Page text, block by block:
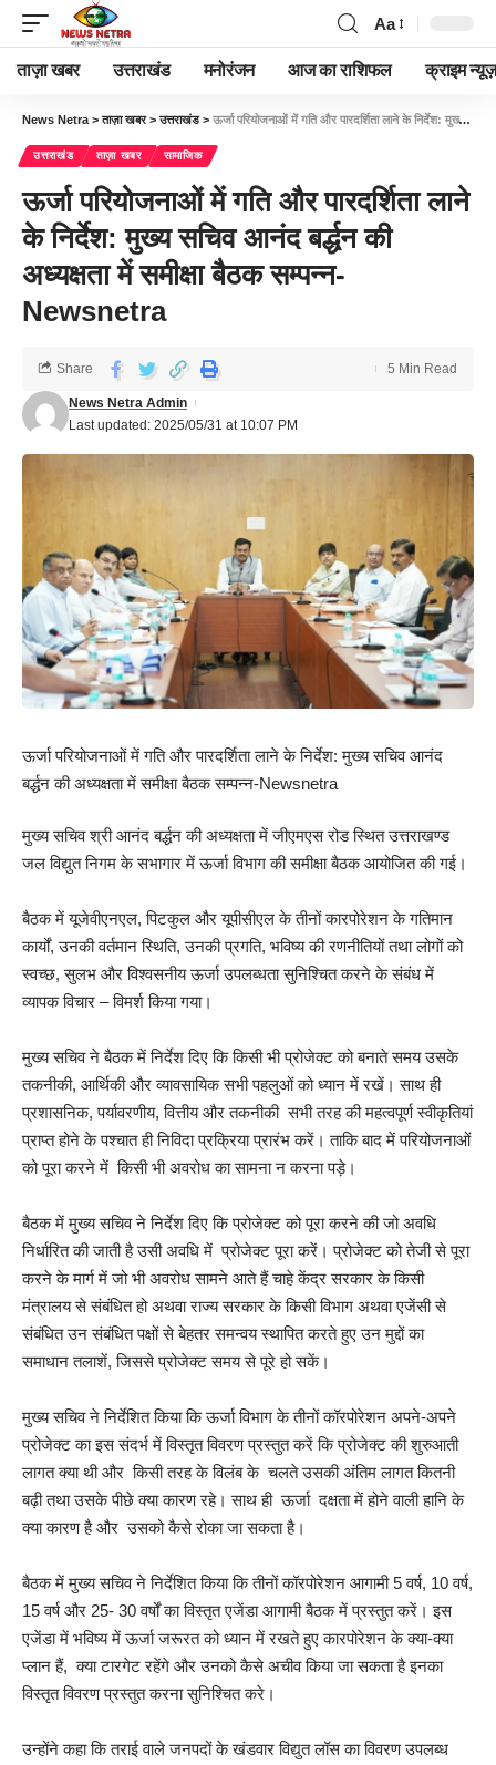
Aa
ताज़ा खबर उत्तराखंड मनोरंजन आज का राशिफल क्राइम न्यूज़
News Netra >ताज़ा खबर>उत्तराखंड> ऊर्जा परियोजनाओं में गति और पारदर्शिता लाने के निर्देश: मुख्य सचिव आनंद बर्द्धन की अध्यक्षता में समीक्षा बैठक सम्पन्न-Newsnetra
उत्तराखंड ताज़ा खबर सामाजिक
ऊर्जा परियोजनाओं में गति और पारदर्शिता लाने
के निर्देश: मुख्य सचिव आनंद बर्द्धन की
अध्यक्षता में समीक्षा बैठक सम्पन्न-
Newsnetra
Last updated: 2025/05/31 at 10:07 PM
News Netra Admin
Share 5 Min Read
ऊर्जा परियोजनाओं में गति और पारदर्शिता लाने के निर्देश: मुख्य सचिव आनंद
बर्द्धन की अध्यक्षता में समीक्षा बैठक सम्पन्न-Newsnetra
मुख्य सचिव श्री आनंद बर्द्धन की अध्यक्षता में जीएमएस रोड स्थित उत्तराखण्ड
जल विद्युत निगम के सभागार में ऊर्जा विभाग की समीक्षा बैठक आयोजित की गई।
बैठक में यूजेवीएनएल, पिटकुल और यूपीसीएल के तीनों कारपोरेशन के गतिमान
कार्यों, उनकी वर्तमान स्थिति, उनकी प्रगति, भविष्य की रणनीतियों तथा लोगों को
स्वच्छ, सुलभ और विश्वसनीय ऊर्जा उपलब्धता सुनिश्चित करने के संबंध में
व्यापक विचार – विमर्श किया गया।
मुख्य सचिव ने बैठक में निर्देश दिए कि किसी भी प्रोजेक्ट को बनाते समय उसके
तकनीकी, आर्थिकी और व्यावसायिक सभी पहलुओं को ध्यान में रखें। साथ ही
प्रशासनिक, पर्यावरणीय, वित्तीय और तकनीकी सभी तरह की महत्वपूर्ण स्वीकृतियां
प्राप्त होने के पश्चात ही निविदा प्रक्रिया प्रारंभ करें। ताकि बाद में परियोजनाओं
को पूरा करने में किसी भी अवरोध का सामना न करना पड़े।
बैठक में मुख्य सचिव ने निर्देश दिए कि प्रोजेक्ट को पूरा करने की जो अवधि
निर्धारित की जाती है उसी अवधि में प्रोजेक्ट पूरा करें। प्रोजेक्ट को तेजी से पूरा
करने के मार्ग में जो भी अवरोध सामने आते हैं चाहे केंद्र सरकार के किसी
मंत्रालय से संबंधित हो अथवा राज्य सरकार के किसी विभाग अथवा एजेंसी से
संबंधित उन संबंधित पक्षों से बेहतर समन्वय स्थापित करते हुए उन मुद्दों का
समाधान तलाशें, जिससे प्रोजेक्ट समय से पूरे हो सकें।
मुख्य सचिव ने निर्देशित किया कि ऊर्जा विभाग के तीनों कॉरपोरेशन अपने-अपने
प्रोजेक्ट का इस संदर्भ में विस्तृत विवरण प्रस्तुत करें कि प्रोजेक्ट की शुरुआती
लागत क्या थी और किसी तरह के विलंब के चलते उसकी अंतिम लागत कितनी
बढ़ी तथा उसके पीछे क्या कारण रहे। साथ ही ऊर्जा दक्षता में होने वाली हानि के
क्या कारण है और उसको कैसे रोका जा सकता है।
बैठक में मुख्य सचिव ने निर्देशित किया कि तीनों कॉरपोरेशन आगामी 5 वर्ष, 10 वर्ष,
15 वर्ष और 25- 30 वर्षों का विस्तृत एजेंडा आगामी बैठक में प्रस्तुत करें। इस
एजेंडा में भविष्य में ऊर्जा जरूरत को ध्यान में रखते हुए कारपोरेशन के क्या-क्या
प्लान हैं, क्या टारगेट रहेंगे और उनको कैसे अचीव किया जा सकता है इनका
विस्तृत विवरण प्रस्तुत करना सुनिश्चित करे।
उन्होंने कहा कि तराई वाले जनपदों के खंडवार विद्युत लॉस का विवरण उपलब्ध